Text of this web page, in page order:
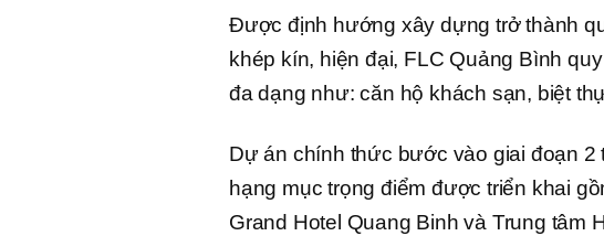
Được định hướng xây dựng trở thành
khép kín, hiện đại, FLC Quảng Bình
đa dạng như: căn hộ khách sạn, biệt
Dự án chính thức bước vào giai đoạn
hạng mục trọng điểm được triển khai
Grand Hotel Quang Binh và Trung tâm